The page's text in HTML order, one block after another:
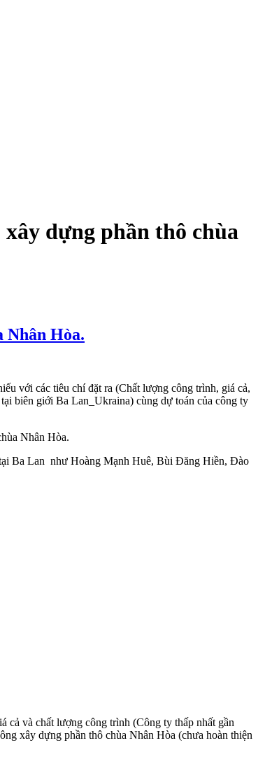
dựng phần thô chùa
Nhân Hòa.
với các tiêu chí đặt ra (Chất lượng công trình, giá cả,
biên giới Ba Lan_Ukraina) cùng dự toán của công ty
Nhân Hòa.
Ba Lan như Hoàng Mạnh Huê, Bùi Đăng Hiền, Đào
cả và chất lượng công trình (Công ty thấp nhất gần
xây dựng phần thô chùa Nhân Hòa (chưa hoàn thiện